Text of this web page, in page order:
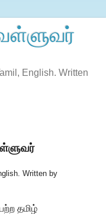
English. Written
Written by
தமிழ்